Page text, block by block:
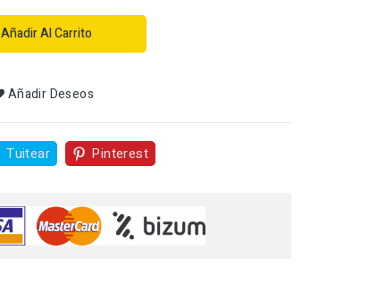
Añadir Al Carrito
Añadir Deseos
Tuitear Pinterest